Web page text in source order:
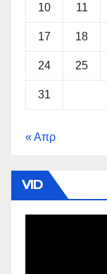
10 11
17 18
24 25
31
« Απρ
VID